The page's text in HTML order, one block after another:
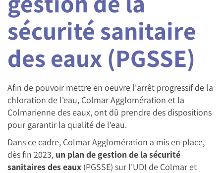
sécurité sanitaire
des eaux (PGSSE)
Afin de pouvoir mettre en oeuvre l'arrêt progressif de la
chloration de l'eau, Colmar Agglomération et la
Colmarienne des eaux, ont dû prendre des dispositions
pour garantir la qualité de l'eau.
Dans ce cadre, Colmar Agglomération a mis en place,
dès fin 2023, un plan de gestion de la sécurité
sanitaires des eaux (PGSSE) sur l'UDI de Colmar et